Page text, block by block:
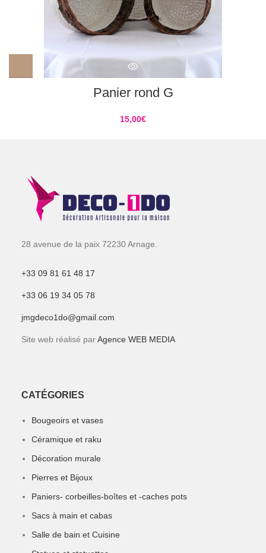
Panier rond G
15,00€
28 avenue de la paix 72230 Arnage.
+33 09 81 61 48 17
+33 06 19 34 05 78
jmgdeco1do@gmail.com
Site web réalisé parAgence WEB MEDIA
CATÉGORIES
Bougeoirs et vases
Céramique et raku
Décoration murale
Pierres et Bijoux
Paniers- corbeilles-boîtes et -caches pots
Sacs à main et cabas
Salle de bain et Cuisine